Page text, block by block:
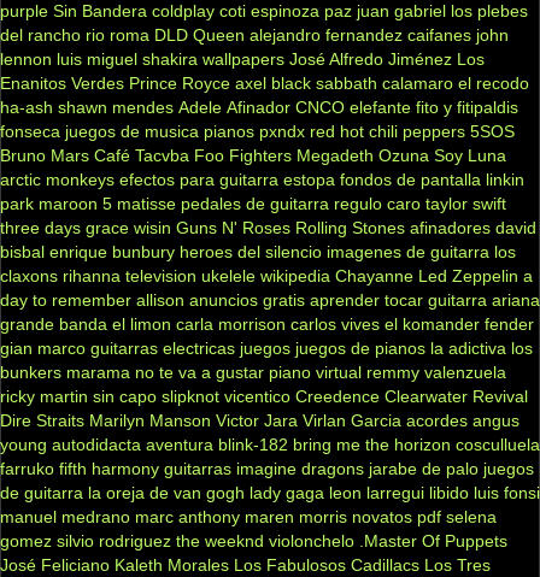
purple Sin Bandera coldplay coti espinoza paz juan gabriel los plebes
del rancho rio roma DLD Queen alejandro fernandez caifanes john
lennon luis miguel shakira wallpapers José Alfredo Jiménez Los
Enanitos Verdes Prince Royce axel black sabbath calamaro el recodo
ha-ash shawn mendes Adele Afinador CNCO elefante fito y fitipaldis
fonseca juegos de musica pianos pxndx red hot chili peppers 5SOS
Bruno Mars Café Tacvba Foo Fighters Megadeth Ozuna Soy Luna
arctic monkeys efectos para guitarra estopa fondos de pantalla linkin
park maroon 5 matisse pedales de guitarra regulo caro taylor swift
three days grace wisin Guns N' Roses Rolling Stones afinadores david
bisbal enrique bunbury heroes del silencio imagenes de guitarra los
claxons rihanna television ukelele wikipedia Chayanne Led Zeppelin a
day to remember allison anuncios gratis aprender tocar guitarra ariana
grande banda el limon carla morrison carlos vives el komander fender
gian marco guitarras electricas juegos juegos de pianos la adictiva los
bunkers marama no te va a gustar piano virtual remmy valenzuela
ricky martin sin capo slipknot vicentico Creedence Clearwater Revival
Dire Straits Marilyn Manson Victor Jara Virlan Garcia acordes angus
young autodidacta aventura blink-182 bring me the horizon cosculluela
farruko fifth harmony guitarras imagine dragons jarabe de palo juegos
de guitarra la oreja de van gogh lady gaga leon larregui libido luis fonsi
manuel medrano marc anthony maren morris novatos pdf selena
gomez silvio rodriguez the weeknd violonchelo .Master Of Puppets
José Feliciano Kaleth Morales Los Fabulosos Cadillacs Los Tres